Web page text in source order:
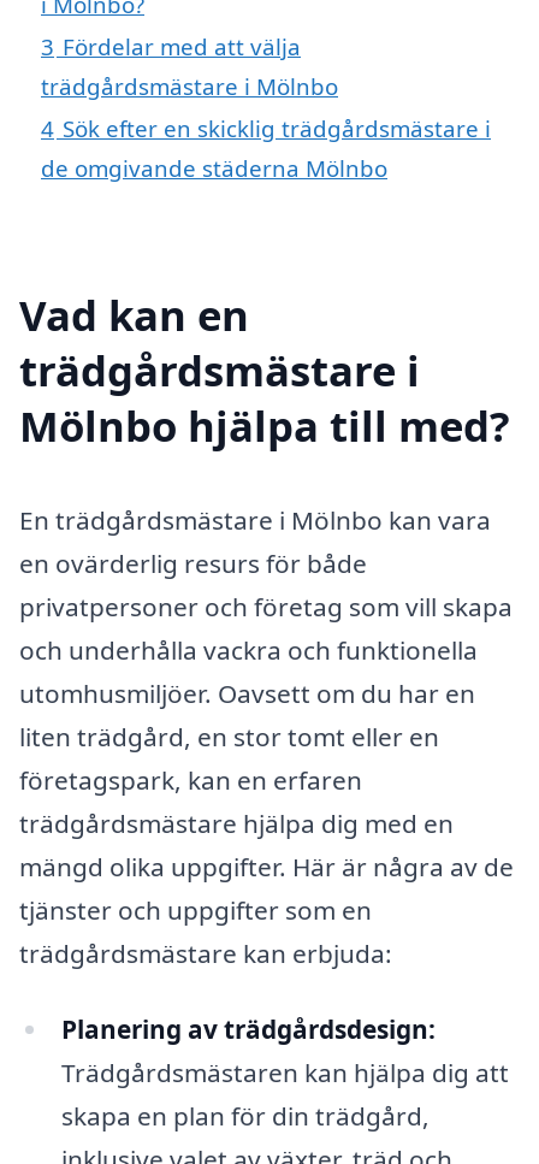
3 Fördelar med att välja
trädgårdsmästare i Mölnbo
4 Sök efter en skicklig trädgårdsmästare i
de omgivande städerna Mölnbo
Vad kan en
trädgårdsmästare i
Mölnbo hjälpa till med?
En trädgårdsmästare i Mölnbo kan vara
en ovärderlig resurs för både
privatpersoner och företag som vill skapa
och underhålla vackra och funktionella
utomhusmiljöer. Oavsett om du har en
liten trädgård, en stor tomt eller en
företagspark, kan en erfaren
trädgårdsmästare hjälpa dig med en
mängd olika uppgifter. Här är några av de
tjänster och uppgifter som en
trädgårdsmästare kan erbjuda:
Planering av trädgårdsdesign:
Trädgårdsmästaren kan hjälpa dig att
skapa en plan för din trädgård,